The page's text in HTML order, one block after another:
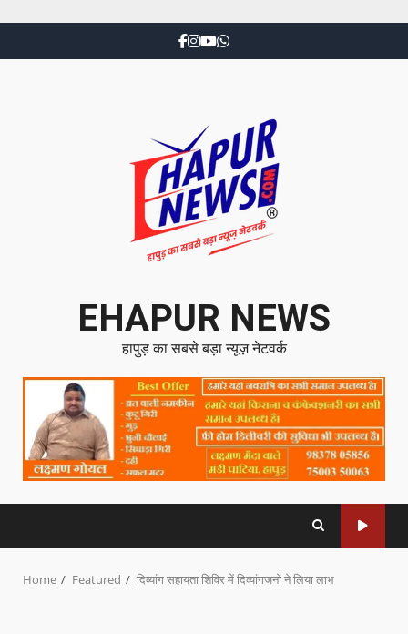
EHAPUR NEWS
हापुड़ का सबसे बड़ा न्यूज़ नेटवर्क
Home Featured दिव्यांग सहायता शिविर में दिव्यांगजनों ने लिया लाभ